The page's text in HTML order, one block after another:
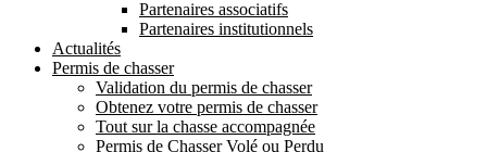
Partenaires associatifs
Partenaires institutionnels
Actualités
Permis de chasser
Validation du permis de chasser
Obtenez votre permis de chasser
Tout sur la chasse accompagnée
Permis de Chasser Volé ou Perdu